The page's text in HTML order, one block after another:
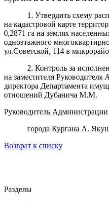
1. Утвердить схему
на кадастровой карте
0,2871 га на землях
одноэтажного
ул.Советской, 114 в
2. Контроль за
на заместителя
директора Департамента
отношений Дубанича М.М.
Руководитель Администрации
города Кургана А.
Возврат к списку
Разделы